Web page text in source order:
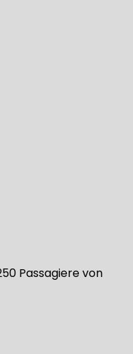
Passagiere von